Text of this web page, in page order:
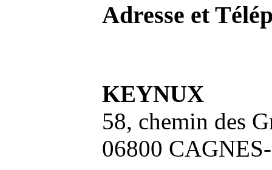
Adresse et
KEYNUX
58, chemin des
06800